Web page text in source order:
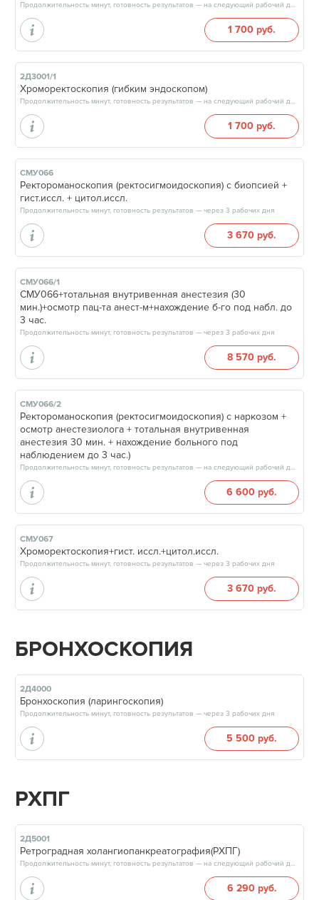
Продолжительность минут, готовность результатов — на следующий рабочий день
1 700 руб.
2Д3001/1
Хроморектоскопия (гибким эндоскопом)
Продолжительность минут, готовность результатов — на следующий рабочий день
1 700 руб.
СМУ066
Ректороманоскопия (ректосигмоидоскопия) с биопсией +
гист.иссл. + цитол.иссл.
Продолжительность минут, готовность результатов — через 3 рабочих дня
3 670 руб.
СМУ066/1
СМУ066+тотальная внутривенная анестезия (30
мин.)+осмотр пац-та анест-м+нахождение б-го под набл. до
3 час.
Продолжительность минут, готовность результатов — через 3 рабочих дня
8 570 руб.
СМУ066/2
Ректороманоскопия (ректосигмоидоскопия) с наркозом +
осмотр анестезиолога + тотальная внутривенная
анестезия 30 мин. + нахождение больного под
наблюдением до 3 час.)
Продолжительность минут, готовность результатов — на следующий рабочий день
6 600 руб.
СМУ067
Хроморектоскопия+гист. иссл.+цитол.иссл.
Продолжительность минут, готовность результатов — через 3 рабочих дня
3 670 руб.
БРОНХОСКОПИЯ
2Д4000
Бронхоскопия (ларингоскопия)
Продолжительность минут, готовность результатов — через 3 рабочих дня
5 500 руб.
РХПГ
2Д5001
Ретроградная холангиопанкреатография(РХПГ)
Продолжительность минут, готовность результатов — на следующий рабочий день
6 290 руб.